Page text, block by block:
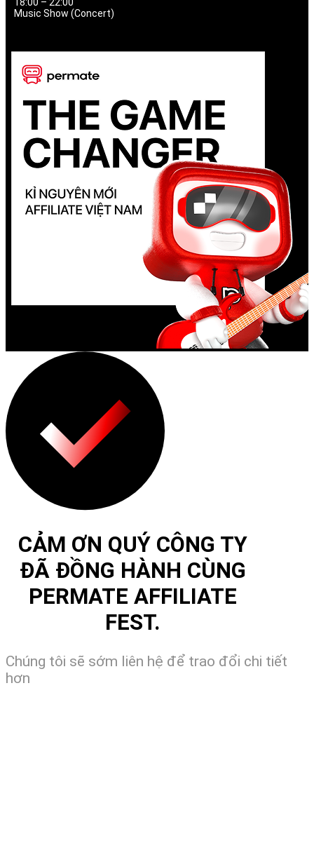
Music Show (Concert)
CẢM ƠN QUÝ CÔNG TY
ĐÃ ĐỒNG HÀNH CÙNG
PERMATE AFFILIATE
FEST.
Chúng tôi sẽ sớm liên hệ để trao đổi chi tiết
hơn